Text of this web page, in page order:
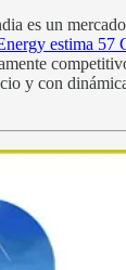
es un
estima 57
y con